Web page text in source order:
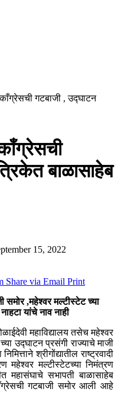
काँग्रेसची गटबाजी , उद्घाटन
काँग्रेसची
बाळासाहेब
15, 2022
Share via Email Print
समोर ,महेश्वर मल्टीस्टेट च्या
यांचे नाव नाही
महाविद्यालय तसेच महेश्वर
उद्घाटन प्रसंगी राज्याचे माजी
श्रीगोंद्यातील राष्ट्रवादी
मल्टीस्टेटच्या निमंत्रण
महासंघाचे सभापती बाळासाहेब
गटबाजी समोर आली आहे